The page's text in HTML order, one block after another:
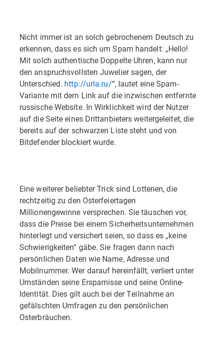
Nicht immer ist an solch gebrochenem Deutsch zu
erkennen, dass es sich um Spam handelt: „Hello!
Mit solch authentische Doppelte Uhren, kann nur
den anspruchsvollsten Juwelier sagen, der
Unterschied. http://urla.ru/“, lautet eine Spam-
Variante mit dem Link auf die inzwischen entfernte
russische Website. In Wirklichkeit wird der Nutzer
auf die Seite eines Drittanbieters weitergeleitet, die
bereits auf der schwarzen Liste steht und von
Bitdefender blockiert wurde.
Eine weiterer beliebter Trick sind Lotterien, die
rechtzeitig zu den Osterfeiertagen
Millionengewinne versprechen. Sie täuschen vor,
dass die Preise bei einem Sicherheitsunternehmen
hinterlegt und versichert seien, so dass es „keine
Schwierigkeiten“ gäbe. Sie fragen dann nach
persönlichen Daten wie Name, Adresse und
Mobilnummer. Wer darauf hereinfällt, verliert unter
Umständen seine Ersparnisse und seine Online-
Identität. Dies gilt auch bei der Teilnahme an
gefälschten Umfragen zu den persönlichen
Osterbräuchen.